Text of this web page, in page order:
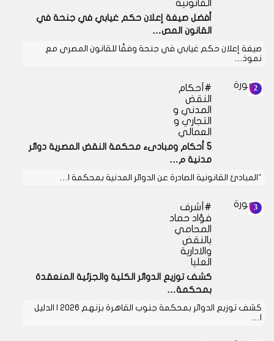
القانونية
أفضل صيغة إعلان حكم غيابي في جنحة في
القانون المص…
صيغة إعلان حكم غيابي في جنحة وفقًا للقانون المصري مع
نموذ…
أحكام
النقض
المدني و
التجاري و
العمالي
5 أحكام ومبادىء محكمة النقض المصرية دوائر
مدنية م…
"المبادئ القانونية الصادرة عن الدوائر المدنية بمحكمة ا…
أشرف
فؤاد حماد
المحامي
بالنقض
والادارية
العليا
كشف توزيع الدوائر الكلية والجزئية المنعقدة
بمحكمة…
كشف توزيع الدوائر بمحكمة جنوب القاهرة بزنهم 2026 | الدليل